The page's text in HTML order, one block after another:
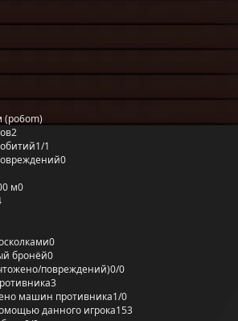
(po6om)
2
1/1
0
м0
0
бронёй0
повреждений)0/0
3
машин противника1/0
данного игрока153